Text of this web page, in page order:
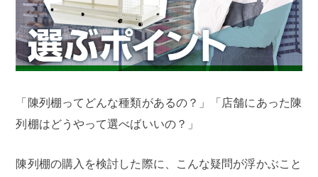
「陳列棚ってどんな種類があるの？」「店舗にあった陳
列棚はどうやって選べばいいの？」
陳列棚の購入を検討した際に、こんな疑問が浮かぶこと